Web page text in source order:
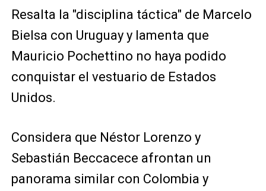
Resalta la "disciplina táctica" de Marcelo
Bielsa con Uruguay y lamenta que
Mauricio Pochettino no haya podido
conquistar el vestuario de Estados
Unidos.
Considera que Néstor Lorenzo y
Sebastián Beccacece afrontan un
panorama similar con Colombia y